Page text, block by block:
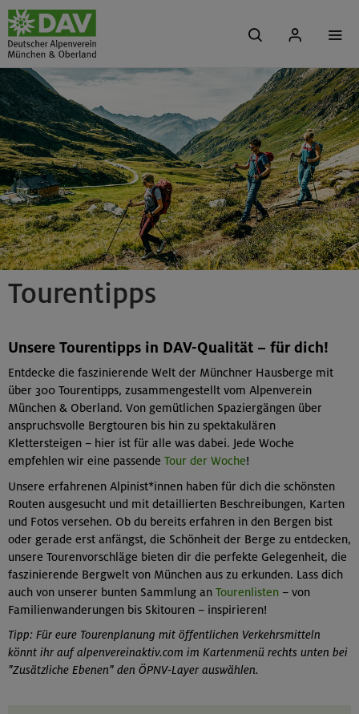
Tourentipps
Unsere Tourentipps in DAV-Qualität – für dich!
Entdecke die faszinierende Welt der Münchner Hausberge mit
über 300 Tourentipps, zusammengestellt vom Alpenverein
München & Oberland. Von gemütlichen Spaziergängen über
anspruchsvolle Bergtouren bis hin zu spektakulären
Klettersteigen – hier ist für alle was dabei. Jede Woche
empfehlen wir eine passende Tour der Woche!
Unsere erfahrenen Alpinist*innen haben für dich die schönsten
Routen ausgesucht und mit detaillierten Beschreibungen, Karten
und Fotos versehen. Ob du bereits erfahren in den Bergen bist
oder gerade erst anfängst, die Schönheit der Berge zu entdecken,
unsere Tourenvorschläge bieten dir die perfekte Gelegenheit, die
faszinierende Bergwelt von München aus zu erkunden. Lass dich
auch von unserer bunten Sammlung an Tourenlisten – von
Familienwanderungen bis Skitouren – inspirieren!
Tipp: Für eure Tourenplanung mit öffentlichen Verkehrsmitteln
könnt ihr auf alpenvereinaktiv.com im Kartenmenü rechts unten bei
"Zusätzliche Ebenen" den ÖPNV-Layer auswählen.